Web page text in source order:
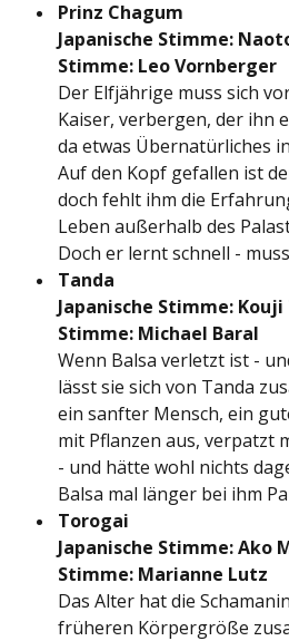
Prinz Chagum
Japanische Stimme:
Stimme: Leo Vornberger
Der Elfjährige muss sich
Kaiser, verbergen, der ihn
da etwas Übernatürliches
Auf den Kopf gefallen ist
doch fehlt ihm die
Leben außerhalb des
Doch er lernt schnell -
Tanda
Japanische Stimme:
Stimme: Michael Baral
Wenn Balsa verletzt ist -
lässt sie sich von Tanda
ein sanfter Mensch, ein
mit Pflanzen aus, verpatzt
- und hätte wohl nichts
Balsa mal länger bei ihm
Torogai
Japanische Stimme: Ako
Stimme: Marianne Lutz
Das Alter hat die
früheren Körpergröße